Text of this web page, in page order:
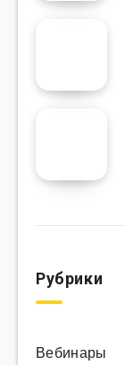
Рубрики
Вебинары